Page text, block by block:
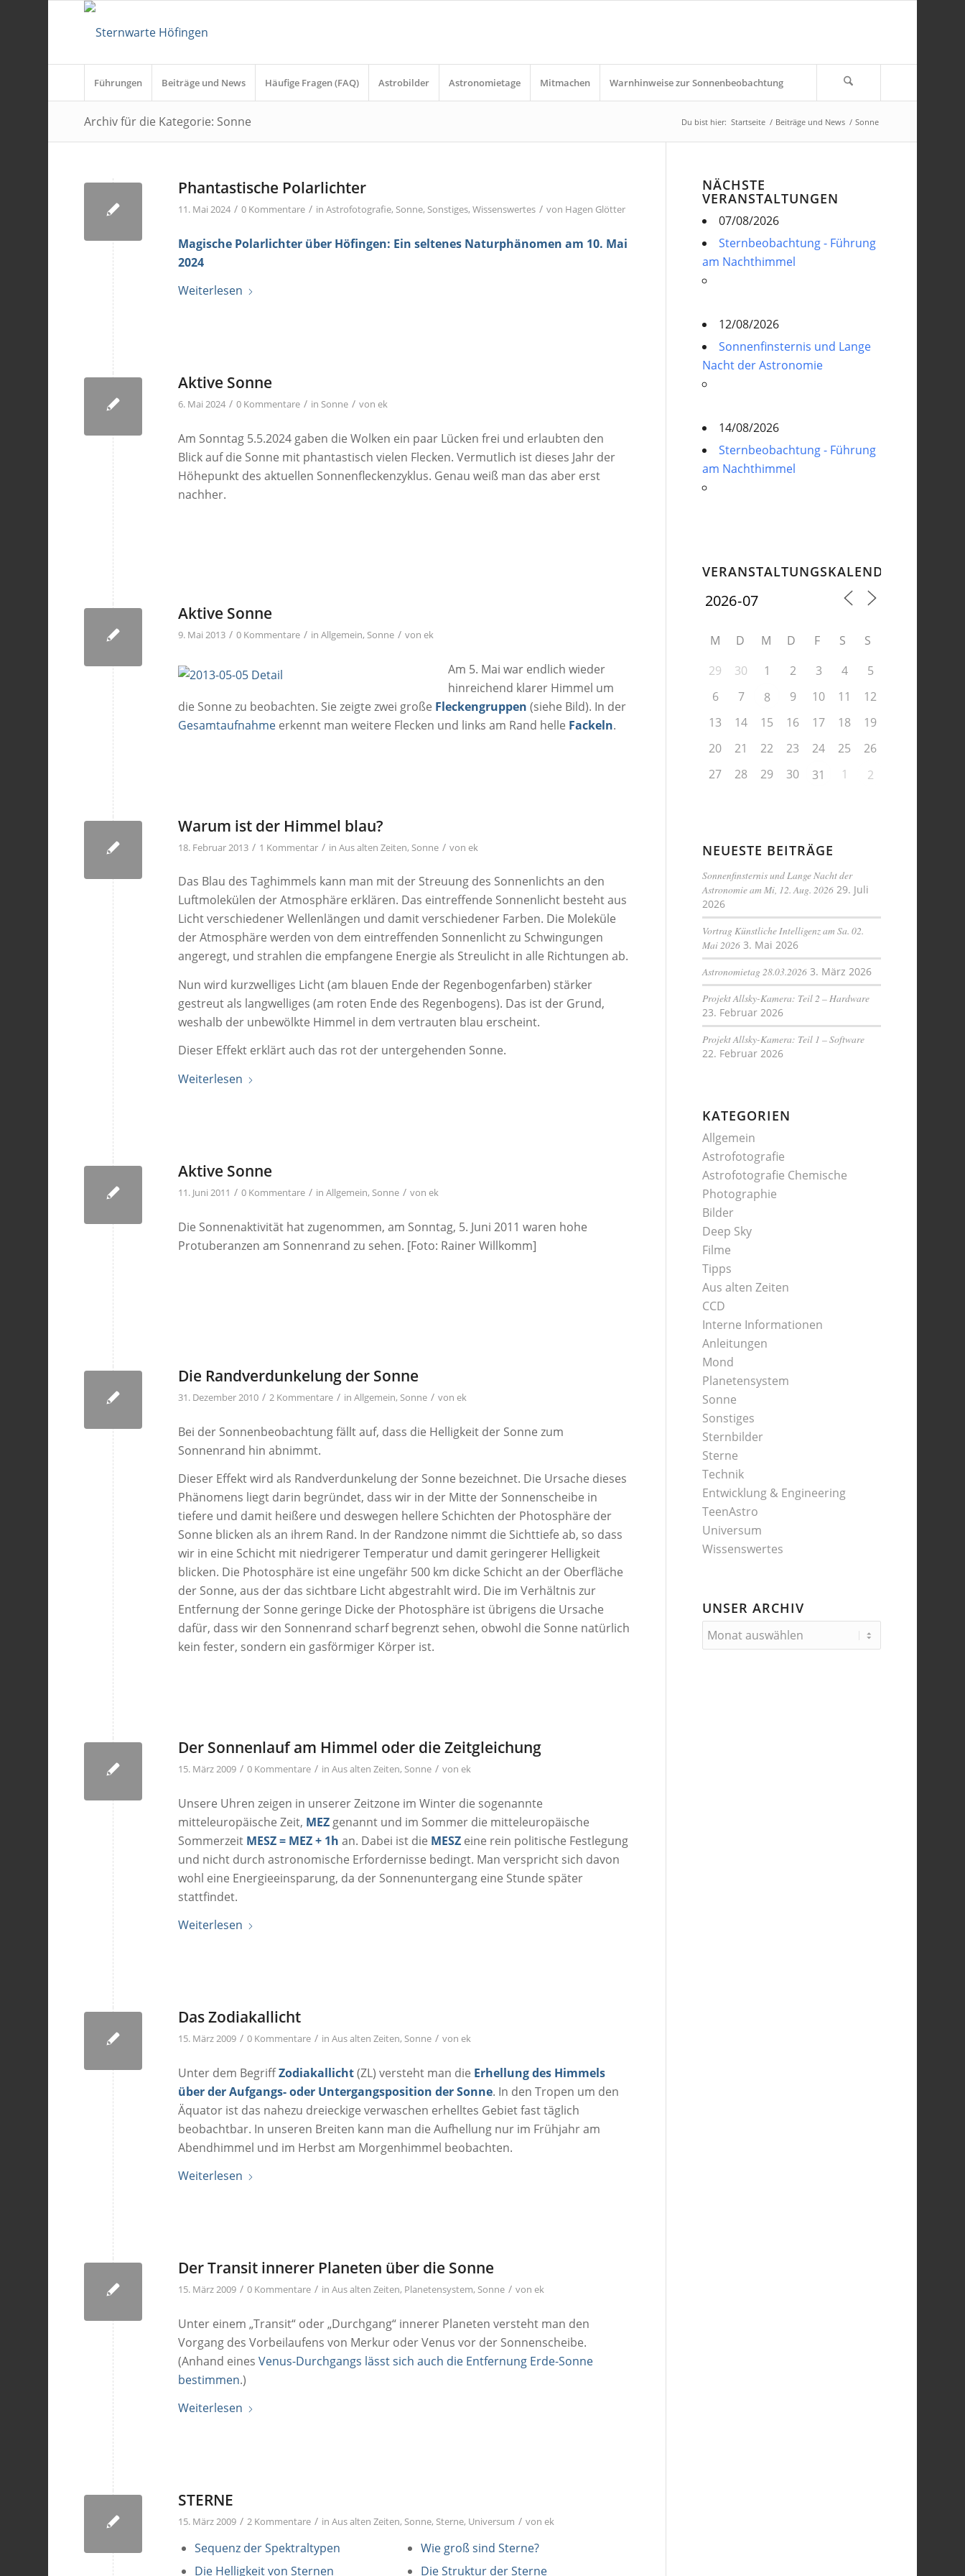
Führungen Beiträge und News Häufige Fragen (FAQ) Astrobilder Astronomietage Mitmachen Warnhinweise zur Sonnenbeobachtung
Archiv für die Kategorie: Sonne Du bist hier: Startseite / Beiträge und News / Sonne
Phantastische Polarlichter
11. Mai 2024 / 0 Kommentare / inAstrofotografie, Sonne, Sonstiges,Wissenswertes / von Hagen Glötter
Magische Polarlichter über Höfingen: Ein seltenes Naturphänomen am 10. Mai
2024
Weiterlesen
Aktive Sonne
6. Mai 2024 / 0 Kommentare / in Sonne / vonek
Am Sonntag 5.5.2024 gaben die Wolken ein paar Lücken frei und erlaubten den
Blick auf die Sonne mit phantastisch vielen Flecken. Vermutlich ist dieses Jahr der
Höhepunkt des aktuellen Sonnenfleckenzyklus. Genau weiß man das aber erst
nachher.
Aktive Sonne
9. Mai 2013 / 0 Kommentare / inAllgemein, Sonne / vonek
Am 5. Mai war endlich wieder
hinreichend klarer Himmel um
die Sonne zu beobachten. Sie zeigte zwei große Fleckengruppen (siehe Bild). In der
Gesamtaufnahme erkennt man weitere Flecken und links am Rand helle Fackeln.
Warum ist der Himmel blau?
18. Februar 2013 / 1 Kommentar / inAus alten Zeiten, Sonne / vonek
Das Blau des Taghimmels kann man mit der Streuung des Sonnenlichts an den
Luftmolekülen der Atmosphäre erklären. Das eintreffende Sonnenlicht besteht aus
Licht verschiedener Wellenlängen und damit verschiedener Farben. Die Moleküle
der Atmosphäre werden von dem eintreffenden Sonnenlicht zu Schwingungen
angeregt, und strahlen die empfangene Energie als Streulicht in alle Richtungen ab.
Nun wird kurzwelliges Licht (am blauen Ende der Regenbogenfarben) stärker
gestreut als langwelliges (am roten Ende des Regenbogens). Das ist der Grund,
weshalb der unbewölkte Himmel in dem vertrauten blau erscheint.
Dieser Effekt erklärt auch das rot der untergehenden Sonne.
Weiterlesen
Aktive Sonne
11. Juni 2011 / 0 Kommentare / inAllgemein, Sonne / vonek
Die Sonnenaktivität hat zugenommen, am Sonntag, 5. Juni 2011 waren hohe
Protuberanzen am Sonnenrand zu sehen. [Foto: Rainer Willkomm]
Die Randverdunkelung der Sonne
31. Dezember 2010 / 2 Kommentare / inAllgemein, Sonne / vonek
Bei der Sonnenbeobachtung fällt auf, dass die Helligkeit der Sonne zum
Sonnenrand hin abnimmt.
Dieser Effekt wird als Randverdunkelung der Sonne bezeichnet. Die Ursache dieses
Phänomens liegt darin begründet, dass wir in der Mitte der Sonnenscheibe in
tiefere und damit heißere und deswegen hellere Schichten der Photosphäre der
Sonne blicken als an ihrem Rand. In der Randzone nimmt die Sichttiefe ab, so dass
wir in eine Schicht mit niedrigerer Temperatur und damit geringerer Helligkeit
blicken. Die Photosphäre ist eine ungefähr 500 km dicke Schicht an der Oberfläche
der Sonne, aus der das sichtbare Licht abgestrahlt wird. Die im Verhältnis zur
Entfernung der Sonne geringe Dicke der Photosphäre ist übrigens die Ursache
dafür, dass wir den Sonnenrand scharf begrenzt sehen, obwohl die Sonne natürlich
kein fester, sondern ein gasförmiger Körper ist.
Der Sonnenlauf am Himmel oder die Zeitgleichung
15. März 2009 / 0 Kommentare / inAus alten Zeiten, Sonne / vonek
Unsere Uhren zeigen in unserer Zeitzone im Winter die sogenannte
mitteleuropäische Zeit, MEZ genannt und im Sommer die mitteleuropäische
Sommerzeit MESZ = MEZ + 1h an. Dabei ist die MESZ eine rein politische Festlegung
und nicht durch astronomische Erfordernisse bedingt. Man verspricht sich davon
wohl eine Energieeinsparung, da der Sonnenuntergang eine Stunde später
stattfindet.
Weiterlesen
Das Zodiakallicht
15. März 2009 / 0 Kommentare / inAus alten Zeiten, Sonne / vonek
Unter dem BegriffZodiakallicht(ZL) versteht man die Erhellung des Himmels
über der Aufgangs- oder Untergangsposition der Sonne. In den Tropen um den
Äquator ist das nahezu dreieckige verwaschen erhelltes Gebiet fast täglich
beobachtbar. In unseren Breiten kann man die Aufhellung nur im Frühjahr am
Abendhimmel und im Herbst am Morgenhimmel beobachten.
Weiterlesen
Der Transit innerer Planeten über die Sonne
15. März 2009 / 0 Kommentare / inAus alten Zeiten, Planetensystem, Sonne / vonek
Unter einem „Transit“ oder „Durchgang“ innerer Planeten versteht man den
Vorgang des Vorbeilaufens von Merkur oder Venus vor der Sonnenscheibe.
(Anhand einesVenus-Durchgangs lässt sich auch die Entfernung Erde-Sonne
bestimmen.)
Weiterlesen
STERNE
15. März 2009 / 2 Kommentare / inAus alten Zeiten, Sonne, Sterne, Universum / vonek
Sequenz der Spektraltypen
Die Helligkeit von Sternen
Wie groß sind Sterne?
Die Struktur der Sterne
NÄCHSTE
VERANSTALTUNGEN
07/08/2026
Sternbeobachtung - Führung
am Nachthimmel
12/08/2026
Sonnenfinsternis und Lange
Nacht der Astronomie
14/08/2026
Sternbeobachtung - Führung
am Nachthimmel
VERANSTALTUNGSKALENDER
M D M D F S
S
29
30 1 2 3 4
5
6
7 8 9 10 11
12
13
14 15 16 17 18
19
20
21 22 23 24 25
26
27
28 29 30 31 1 2
NEUESTE BEITRÄGE
Sonnenfinsternis und Lange Nacht der
Astronomie am Mi, 12. Aug. 2026 29. Juli
2026
Vortrag Künstliche Intelligenz am Sa. 02.
Mai 2026 3. Mai 2026
Astronomietag 28.03.2026 3. März 2026
Projekt Allsky-Kamera: Teil 2 – Hardware
23. Februar 2026
Projekt Allsky-Kamera: Teil 1 – Software
22. Februar 2026
KATEGORIEN
Allgemein
Astrofotografie
Astrofotografie Chemische
Photographie
Bilder
Deep Sky
Filme
Tipps
Aus alten Zeiten
CCD
Interne Informationen
Anleitungen
Mond
Planetensystem
Sonne
Sonstiges
Sternbilder
Sterne
Technik
Entwicklung & Engineering
TeenAstro
Universum
Wissenswertes
UNSER ARCHIV